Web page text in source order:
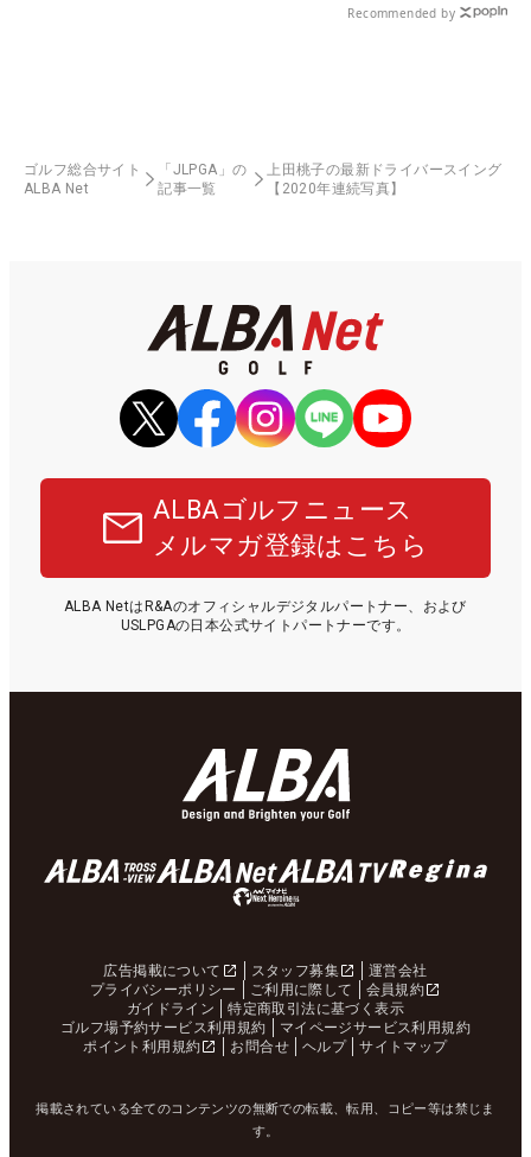
Recommended by
ゴルフ総合サイト
ALBA Net
「JLPGA」の
記事一覧
上田桃子の最新ドライバースイング
【2020年連続写真】
ALBAゴルフニュース
メルマガ登録はこちら
ALBA NetはR&Aのオフィシャルデジタルパートナー、および
USLPGAの日本公式サイトパートナーです。
広告掲載について スタッフ募集
運営会社
プライバシーポリシー
ご利用に際して
会員規約
ガイドライン
特定商取引法に基づく表示
ゴルフ場予約サービス利用規約
マイページサービス利用規約
ポイント利用規約
お問合せ ヘルプ サイトマップ
掲載されている全てのコンテンツの無断での転載、転用、コピー等は禁じま
す。